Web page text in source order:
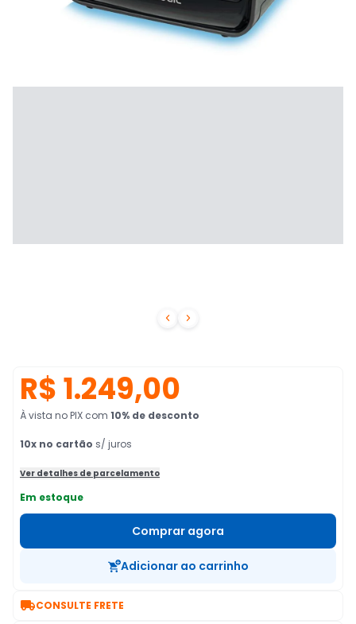
 
R$ 1.249,00
À vista no PIX com 10% de desconto
10x no cartão s/ juros
Ver detalhes de parcelamento
Em estoque
Comprar agora
Adicionar ao carrinho
CONSULTE FRETE